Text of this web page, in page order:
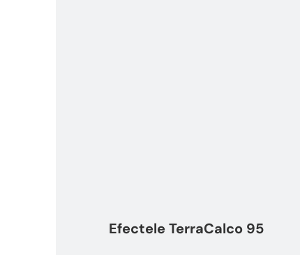
Efectele TerraCalco 95